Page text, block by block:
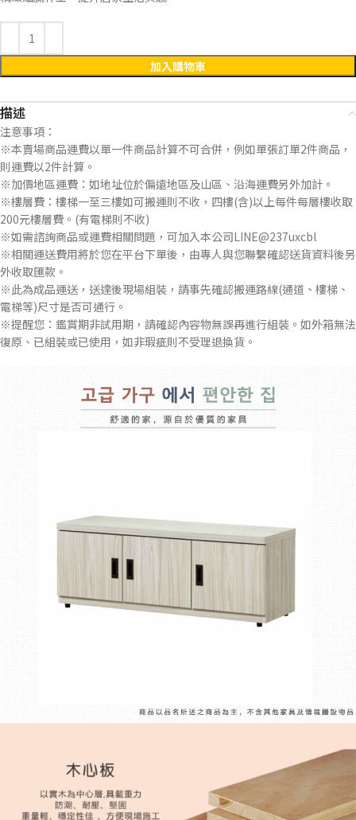
加入購物車
描述
注意事項：
※本賣場商品運費以單一件商品計算不可合併，例如單張訂單2件商品，
則運費以2件計算。
※加價地區運費：如地址位於偏遠地區及山區、沿海運費另外加計。
※樓層費：樓梯一至三樓如可搬運則不收，四樓(含)以上每件每層樓收取
200元樓層費。(有電梯則不收)
※如需諮詢商品或運費相關問題，可加入本公司LINE@237uxcbl
※相關運送費用將於您在平台下單後，由專人與您聯繫確認送貨資料後另
外收取匯款。
※此為成品運送，送達後現場組裝，請事先確認搬運路線(通道、樓梯、
電梯等)尺寸是否可通行。
※提醒您：鑑賞期非試用期，請確認內容物無誤再進行組裝。如外箱無法
復原、已組裝或已使用，如非瑕疵則不受理退換貨。